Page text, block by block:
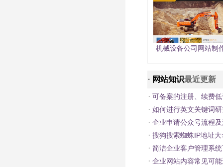
机械设备公司网站制
· 网站知识最近更新
· 可备案的注册、续费
· 如何进行英文关键词
· 企业申请公众号流程
· 搜狗搜索蜘蛛IP地址大
· 简洁企业客户管理系
· 企业网站内容常见可